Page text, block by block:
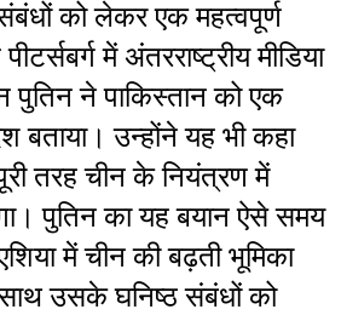
को लेकर एक महत्वपूर्ण
में अंतरराष्ट्रीय मीडिया
पुतिन ने पाकिस्तान को एक
बताया। उन्होंने यह भी कहा
तरह चीन के नियंत्रण में
पुतिन का यह बयान ऐसे समय
में चीन की बढ़ती भूमिका
उसके घनिष्ठ संबंधों को